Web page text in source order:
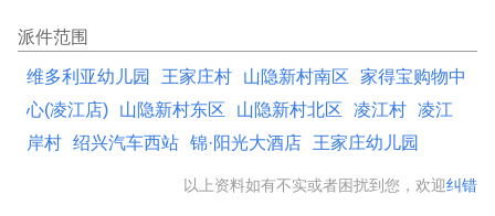
派件范围
维多利亚幼儿园 王家庄村 山隐新村南区
家得宝购物中
心(凌江店)
山隐新村东区 山隐新村北区 凌江村 凌江
岸村 绍兴汽车西站 锦·阳光大酒店 王家庄幼儿园
以上资料如有不实或者困扰到您，欢迎纠错